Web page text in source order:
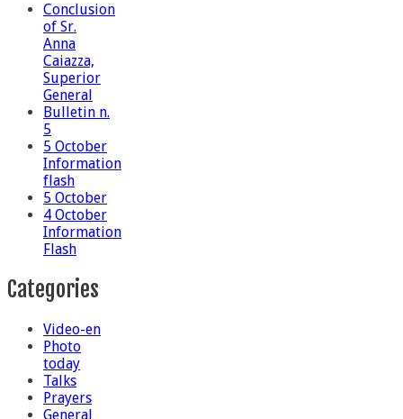
Conclusion
of Sr.
Anna
Caiazza,
Superior
General
Bulletin n.
5
5 October
Information
flash
5 October
4 October
Information
Flash
Categories
Video-en
Photo
today
Talks
Prayers
General